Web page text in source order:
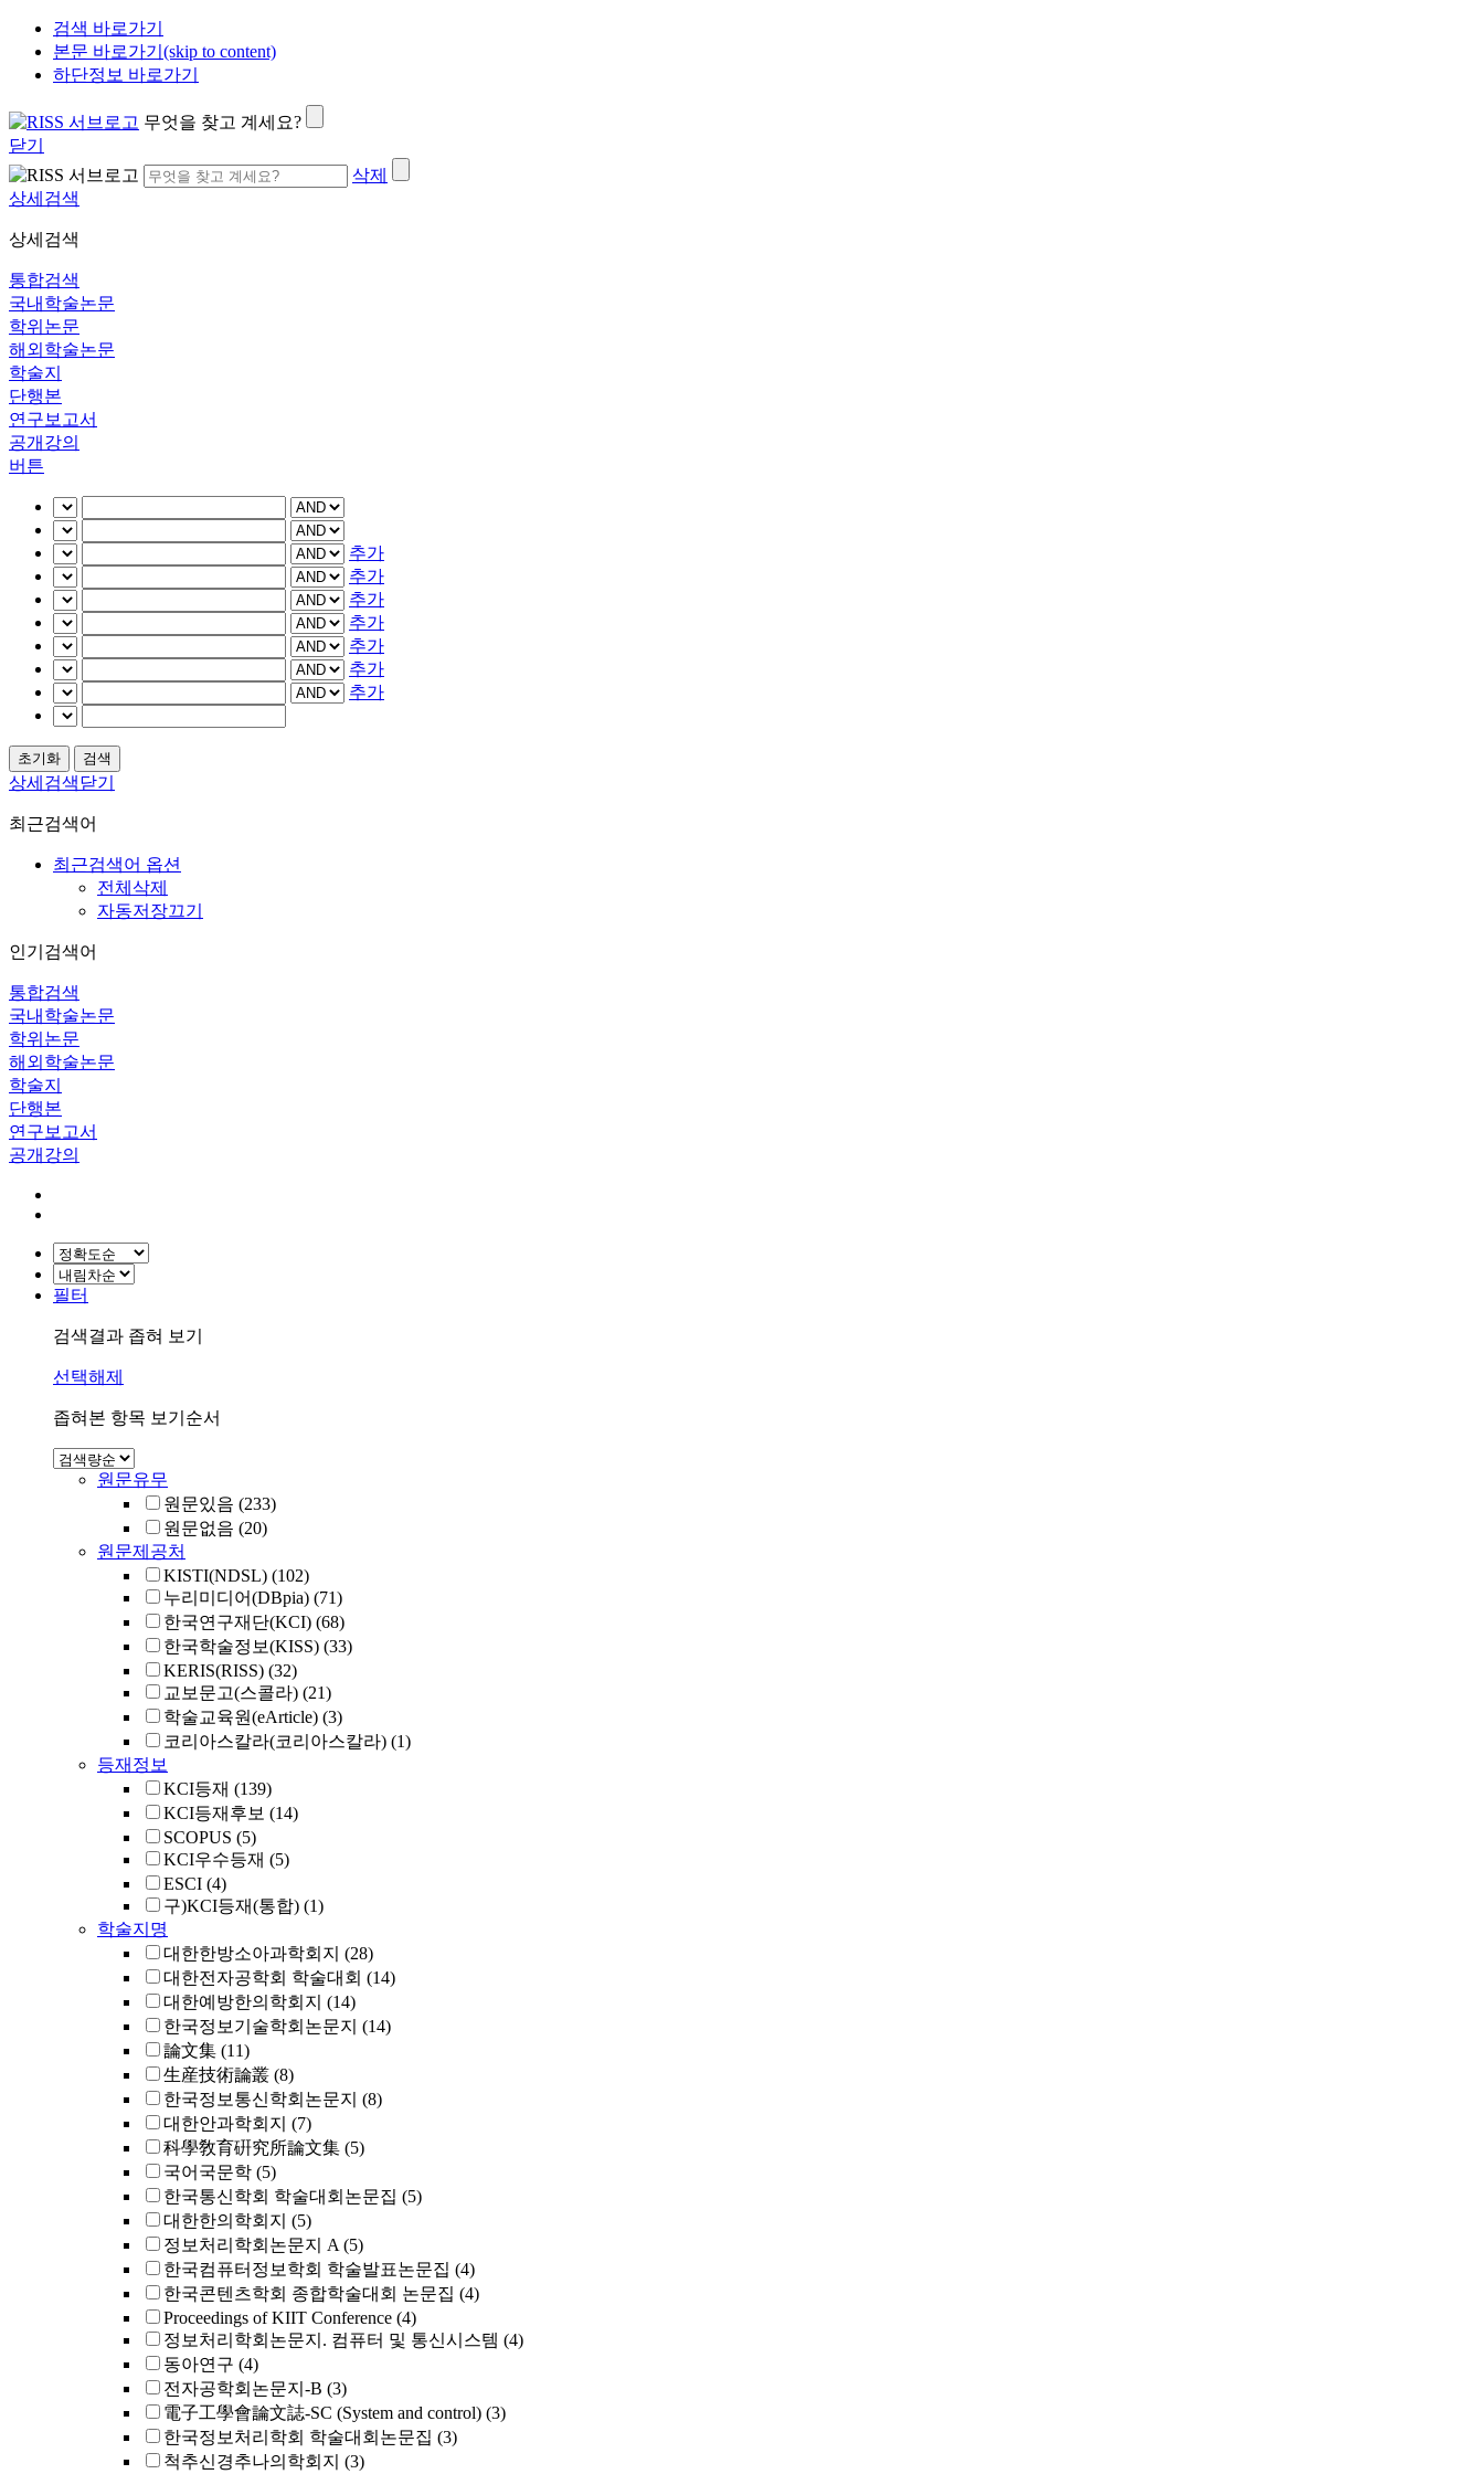
검색 바로가기
본문 바로가기(skip to content)
하단정보 바로가기
무엇을 찾고 계세요?
닫기
삭제
상세검색
상세검색
통합검색
국내학술논문
학위논문
해외학술논문
학술지
단행본
연구보고서
공개강의
버튼
추가
추가
추가
추가
추가
추가
추가
상세검색닫기
최근검색어
최근검색어 옵션
전체삭제
자동저장끄기
인기검색어
통합검색
국내학술논문
학위논문
해외학술논문
학술지
단행본
연구보고서
공개강의
필터
검색결과 좁혀 보기
선택해제
좁혀본 항목 보기순서
원문유무
원문있음 (233)
원문없음 (20)
원문제공처
KISTI(NDSL) (102)
누리미디어(DBpia) (71)
한국연구재단(KCI) (68)
한국학술정보(KISS) (33)
KERIS(RISS) (32)
교보문고(스콜라) (21)
학술교육원(eArticle) (3)
코리아스칼라(코리아스칼라) (1)
등재정보
KCI등재 (139)
KCI등재후보 (14)
SCOPUS (5)
KCI우수등재 (5)
ESCI (4)
구)KCI등재(통합) (1)
학술지명
대한한방소아과학회지 (28)
대한전자공학회 학술대회 (14)
대한예방한의학회지 (14)
한국정보기술학회논문지 (14)
論文集 (11)
生産技術論叢 (8)
한국정보통신학회논문지 (8)
대한안과학회지 (7)
科學敎育硏究所論文集 (5)
국어국문학 (5)
한국통신학회 학술대회논문집 (5)
대한한의학회지 (5)
정보처리학회논문지 A (5)
한국컴퓨터정보학회 학술발표논문집 (4)
한국콘텐츠학회 종합학술대회 논문집 (4)
Proceedings of KIIT Conference (4)
정보처리학회논문지. 컴퓨터 및 통신시스템 (4)
동아연구 (4)
전자공학회논문지-B (3)
電子工學會論文誌-SC (System and control) (3)
한국정보처리학회 학술대회논문집 (3)
척추신경추나의학회지 (3)